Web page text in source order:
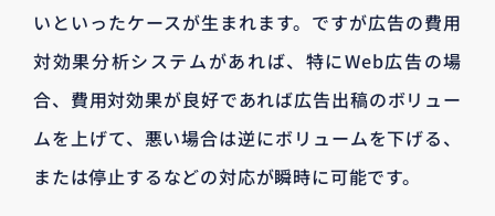
いといったケースが生まれます。ですが広告の費用
対効果分析システムがあれば、特にWeb広告の場
合、費用対効果が良好であれば広告出稿のボリュー
ムを上げて、悪い場合は逆にボリュームを下げる、
または停止するなどの対応が瞬時に可能です。